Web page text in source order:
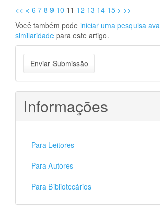
<< < 6 7 8 9 10 11 12 13 14 15 > >>
Você também pode iniciar uma pesquisa
similaridade para este artigo.
Enviar
Submissão
Enviar Submissão
Informações
Para Leitores
Para Autores
Para Bibliotecários